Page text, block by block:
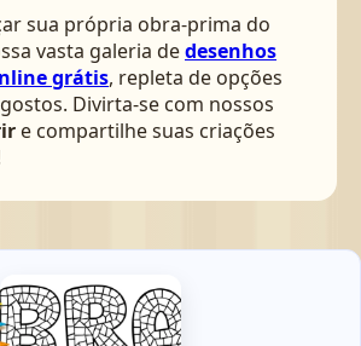
sua própria obra-prima do
vasta galeria dedesenhos
grátis, repleta de opções
Divirta-se com nossos
e compartilhe suas criações